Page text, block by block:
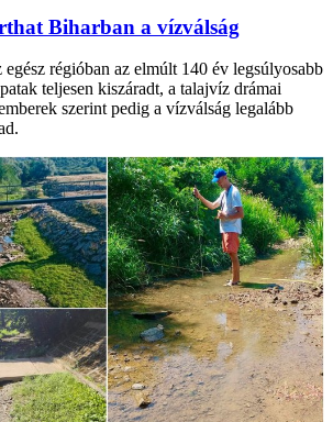
Biharban a vízválság
egész régióban az elmúlt 140 év legsúlyosabb
teljesen kiszáradt, a talajvíz drámai
szerint pedig a vízválság legalább